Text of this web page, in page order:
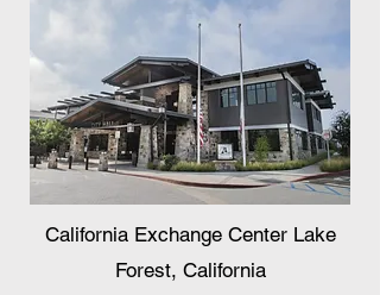
California Exchange Center Lake
Forest, California